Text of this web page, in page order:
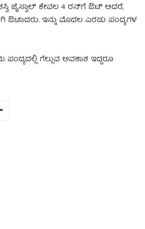
ಜೈಸ್ವಾಲ್​​ ಕೇವಲ 4 ರನ್​ಗೆ ಔಟ್​ ಆದರೆ,
ಇನ್ನು ಮೊದಲ ಎರಡು ಪಂದ್ಯಗಳ
ಗೆಲ್ಲುವ ಅವಕಾಶ ಇದ್ದರೂ